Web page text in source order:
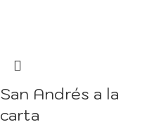
San Andrés a la
carta